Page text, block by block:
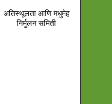
अतिस्थूलता आणि मधुमेह
निर्मुलन समिती